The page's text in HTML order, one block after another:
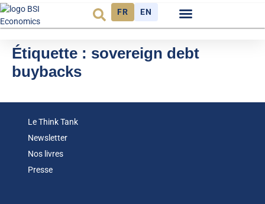
FR EN
Étiquette : sovereign debt
buybacks
Le Think Tank
Newsletter
Nos livres
Presse